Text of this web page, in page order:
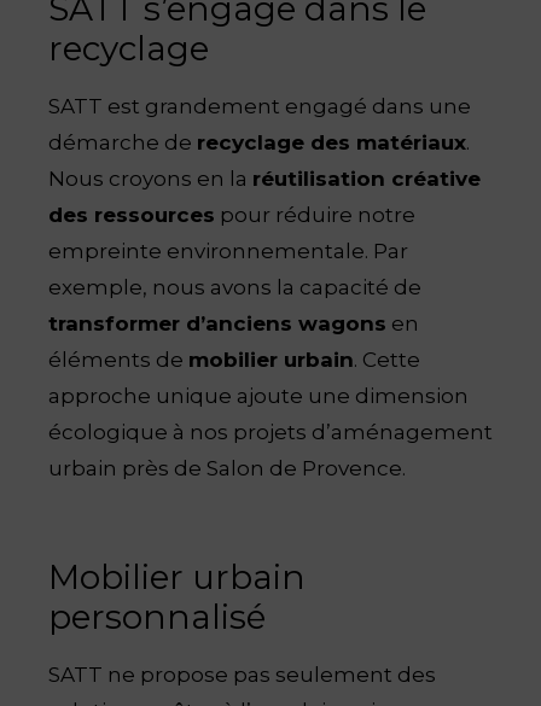
SATT s’engage dans le
recyclage
SATT est grandement engagé dans une
démarche de recyclage des matériaux.
Nous croyons en la réutilisation créative
des ressources pour réduire notre
empreinte environnementale. Par
exemple, nous avons la capacité de
transformer d’anciens wagons en
éléments de mobilier urbain. Cette
approche unique ajoute une dimension
écologique à nos projets d’aménagement
urbain près de Salon de Provence.
Mobilier urbain
personnalisé
SATT ne propose pas seulement des